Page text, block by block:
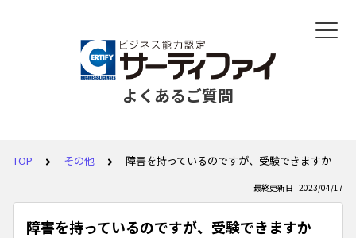
よくあるご質問
TOP その他 障害を持っているのですが、受験できますか
最終更新日 : 2023/04/17
障害を持っているのですが、受験できますか